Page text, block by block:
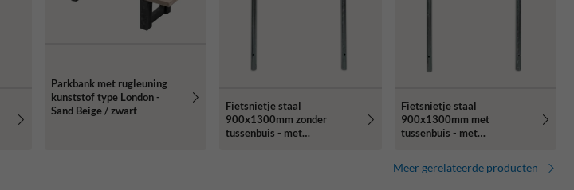
Parkbank met rugleuning
kunststof type London -
Sand Beige / zwart
Fietsnietje staal
900x1300mm zonder
tussenbuis - met
Fietsnietje staal
900x1300mm met
tussenbuis - met
Meer gerelateerde producten